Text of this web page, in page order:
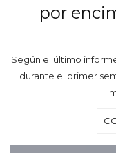
por
Según el último
durante el primer